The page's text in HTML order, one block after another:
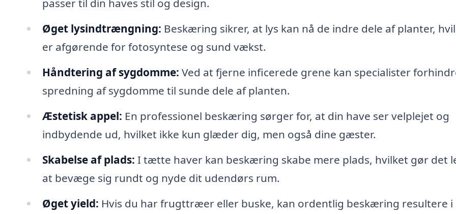
passer til din haves stil og design.
Øget lysindtrængning: Beskæring sikrer, at lys kan nå de indre dele af planter,
er afgørende for fotosyntese og sund vækst.
Håndtering af sygdomme: Ved at fjerne inficerede grene kan specialister
spredning af sygdomme til sunde dele af planten.
Æstetisk appel: En professionel beskæring sørger for, at din have ser velplejet og
indbydende ud, hvilket ikke kun glæder dig, men også dine gæster.
Skabelse af plads: I tætte haver kan beskæring skabe mere plads, hvilket gør det
at bevæge sig rundt og nyde dit udendørs rum.
Øget yield: Hvis du har frugttræer eller buske, kan ordentlig beskæring resultere i